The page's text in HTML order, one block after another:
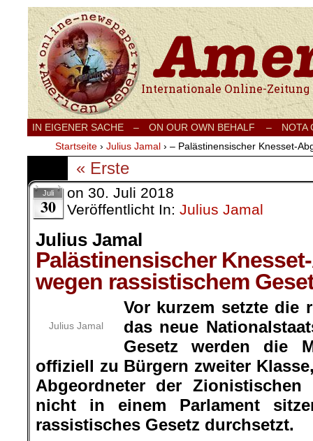
Internationale Onlinezeitung für Frieden,
IN EIGENER SACHE – ON OUR OWN BEHALF –
NOTA
Startseite › Julius Jamal › – Palästinensischer Knesset-
« Erste
Juli
30
on 30. Juli 2018
Veröffentlicht In: Julius Jamal
Julius Jamal
Palästinensischer
wegen rassistischem
Julius Jamal
Vor kurzem setzte die
das neue
Gesetz werden die
offiziell zu Bürgern zweiter
Abgeordneter der
nicht in einem Parlament
rassistisches Gesetz durchsetzt.